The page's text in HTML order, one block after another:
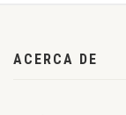
ACERCA DE